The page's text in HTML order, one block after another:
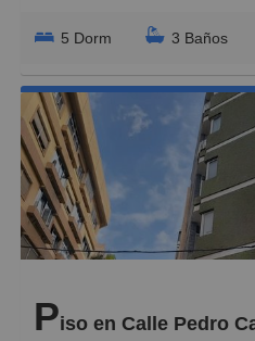
5 Dorm 3 Baños
Piso en Calle Pedro Castillo